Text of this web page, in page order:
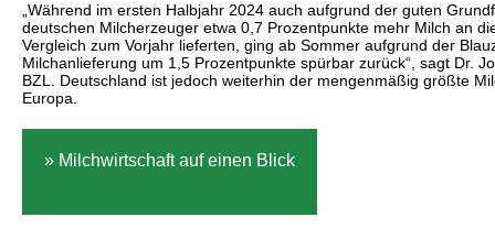
„Während im ersten Halbjahr 2024 auch aufgrund der guten
deutschen Milcherzeuger etwa 0,7 Prozentpunkte mehr Milch an
Vergleich zum Vorjahr lieferten, ging ab Sommer aufgrund der
Milchanlieferung um 1,5 Prozentpunkte spürbar zurück“, sagt Dr.
BZL. Deutschland ist jedoch weiterhin der mengenmäßig größte
Europa.
» Milchwirtschaft auf einen Blick